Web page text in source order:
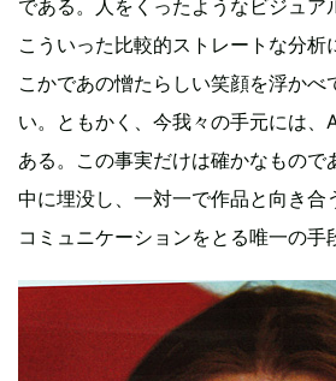
である。人をくったようなビジュア
こういった比較的ストレートな分析
こかであの憎たらしい笑顔を浮かべ
い。ともかく、今我々の手元には
ある。この事実だけは確かなもので
中に埋没し、一対一で作品と向き合
コミュニケーションをとる唯一の手